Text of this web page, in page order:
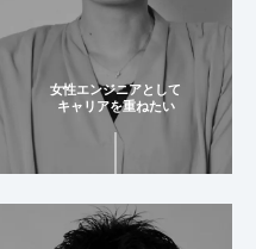
⼥性エンジニアとして
キャリアを重ねたい